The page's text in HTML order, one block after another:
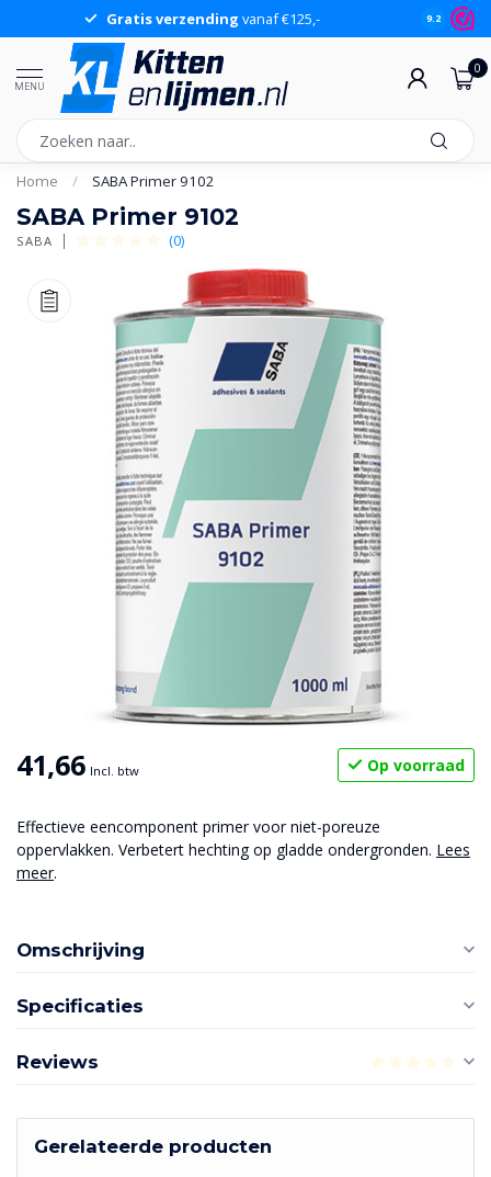
Gratis verzending vanaf €125,- 9.2
MENU
0
Home / SABA Primer 9102
SABA Primer 9102
SABA (0)
41,66 Incl. btw Op voorraad
Effectieve eencomponent primer voor niet-poreuze
oppervlakken. Verbetert hechting op gladde ondergronden. Lees
meer.
Omschrijving
Specificaties
Reviews
Gerelateerde producten